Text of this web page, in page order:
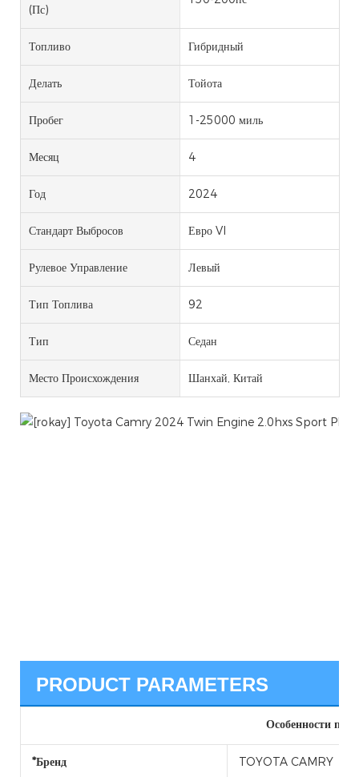
(пс)
Топливо Гибридный
Делать Тойота
Пробег 1-25000 миль
Месяц 4
Год 2024
Стандарт Выбросов Евро VI
Рулевое Управление Левый
Тип Топлива 92
Тип Седан
Место Происхождения Шанхай, Китай
PRODUCT PARAMETERS
Особенности
*Бренд TOYOTA CAMRY